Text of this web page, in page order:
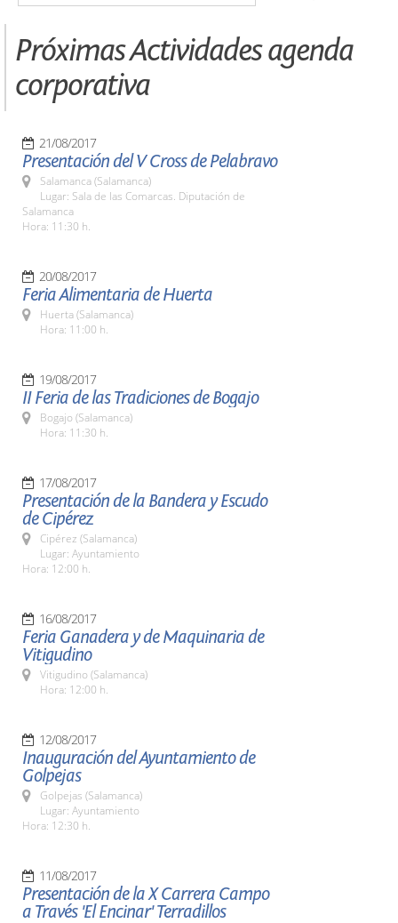
Próximas Actividades agenda
corporativa
21/08/2017
Presentación del V Cross de Pelabravo
Salamanca (Salamanca)
Lugar: Sala de las Comarcas. Diputación de
Salamanca
Hora: 11:30 h.
20/08/2017
Feria Alimentaria de Huerta
Huerta (Salamanca)
Hora: 11:00 h.
19/08/2017
II Feria de las Tradiciones de Bogajo
Bogajo (Salamanca)
Hora: 11:30 h.
17/08/2017
Presentación de la Bandera y Escudo
de Cipérez
Cipérez (Salamanca)
Lugar: Ayuntamiento
Hora: 12:00 h.
16/08/2017
Feria Ganadera y de Maquinaria de
Vitigudino
Vitigudino (Salamanca)
Hora: 12:00 h.
12/08/2017
Inauguración del Ayuntamiento de
Golpejas
Golpejas (Salamanca)
Lugar: Ayuntamiento
Hora: 12:30 h.
11/08/2017
Presentación de la X Carrera Campo
a Través 'El Encinar' Terradillos